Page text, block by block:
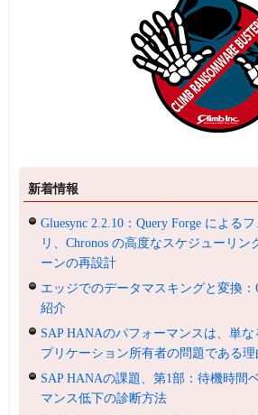
新着情報
Gluesync 2.2.10：Query Forge による
リ、Chronos の高度なスケジューリ
ーンの再設計
エッジでのデータマスキングと変換：
紹介
SAP HANAのパフォーマンスは、単
プリケーション所有者の問題である理
SAP HANAの課題、第1部：待機時間
マンス低下の診断方法